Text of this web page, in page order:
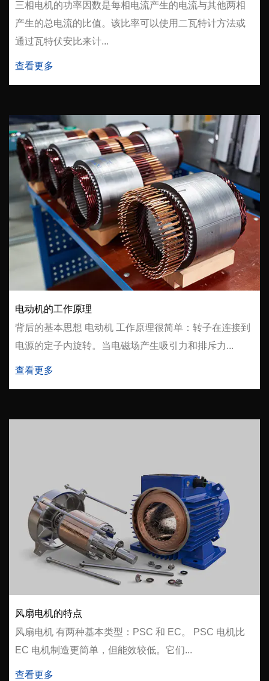
三相电机的功率因数是每相电流产生的电流与其他两相
产生的总电流的比值。该比率可以使用二瓦特计方法或
通过瓦特伏安比来计...
查看更多
电动机的工作原理
背后的基本思想 电动机 工作原理很简单：转子在连接到
电源的定子内旋转。当电磁场产生吸引力和排斥力...
查看更多
风扇电机的特点
风扇电机 有两种基本类型：PSC 和 EC。 PSC 电机比
EC 电机制造更简单，但能效较低。它们...
查看更多